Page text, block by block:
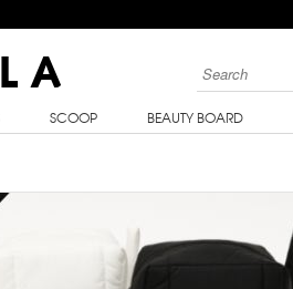
SCOOP BEAUTY BOARD